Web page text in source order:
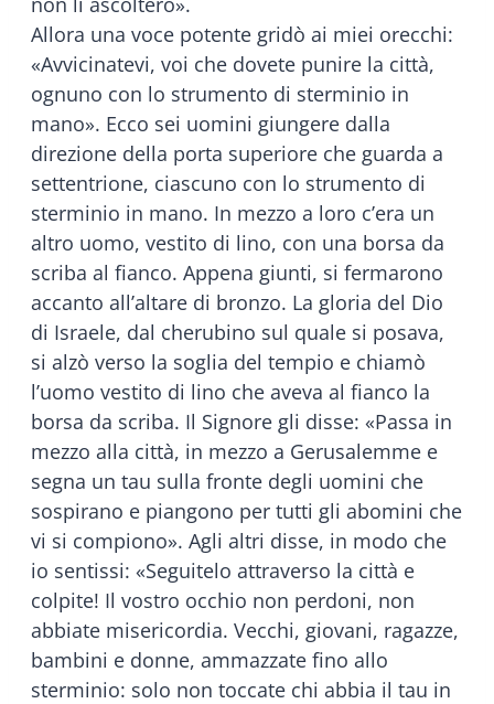
Allora una voce potente gridò ai miei orecchi:
«Avvicinatevi, voi che dovete punire la città,
ognuno con lo strumento di sterminio in
mano». Ecco sei uomini giungere dalla
direzione della porta superiore che guarda a
settentrione, ciascuno con lo strumento di
sterminio in mano. In mezzo a loro c’era un
altro uomo, vestito di lino, con una borsa da
scriba al fianco. Appena giunti, si fermarono
accanto all’altare di bronzo. La gloria del Dio
di Israele, dal cherubino sul quale si posava,
si alzò verso la soglia del tempio e chiamò
l’uomo vestito di lino che aveva al fianco la
borsa da scriba. Il Signore gli disse: «Passa in
mezzo alla città, in mezzo a Gerusalemme e
segna un tau sulla fronte degli uomini che
sospirano e piangono per tutti gli abomini che
vi si compiono». Agli altri disse, in modo che
io sentissi: «Seguitelo attraverso la città e
colpite! Il vostro occhio non perdoni, non
abbiate misericordia. Vecchi, giovani, ragazze,
bambini e donne, ammazzate fino allo
sterminio: solo non toccate chi abbia il tau in